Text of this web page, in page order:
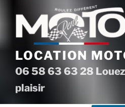
LOCATION
06 58 63 63 28
plaisir